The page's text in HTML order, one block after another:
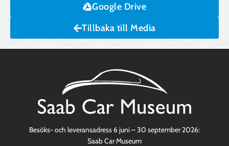
Google Drive
Tillbaka till Media
Besöks- och leveransadress 6 juni – 30 september 2026:
Saab Car Museum